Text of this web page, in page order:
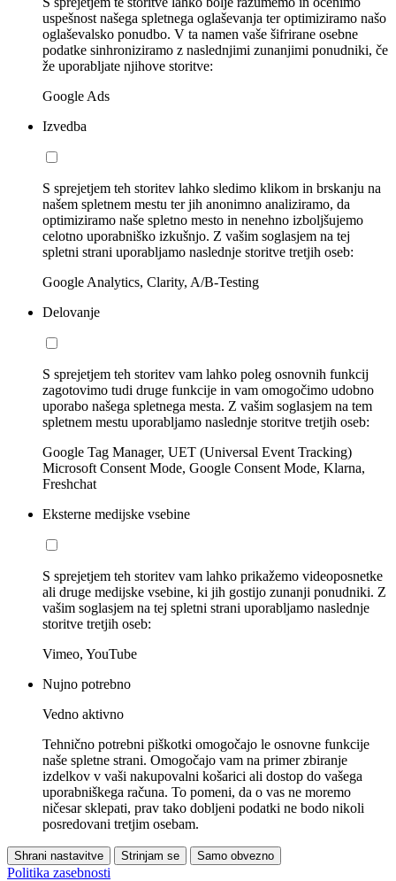
uspešnost našega spletnega oglaševanja ter optimiziramo našo
oglaševalsko ponudbo. V ta namen vaše šifrirane osebne
podatke sinhroniziramo z naslednjimi zunanjimi ponudniki, če
že uporabljate njihove storitve:
Google Ads
Izvedba
S sprejetjem teh storitev lahko sledimo klikom in brskanju na
našem spletnem mestu ter jih anonimno analiziramo, da
optimiziramo naše spletno mesto in nenehno izboljšujemo
celotno uporabniško izkušnjo. Z vašim soglasjem na tej
spletni strani uporabljamo naslednje storitve tretjih oseb:
Google Analytics, Clarity, A/B-Testing
Delovanje
S sprejetjem teh storitev vam lahko poleg osnovnih funkcij
zagotovimo tudi druge funkcije in vam omogočimo udobno
uporabo našega spletnega mesta. Z vašim soglasjem na tem
spletnem mestu uporabljamo naslednje storitve tretjih oseb:
Google Tag Manager, UET (Universal Event Tracking)
Microsoft Consent Mode, Google Consent Mode, Klarna,
Freshchat
Eksterne medijske vsebine
S sprejetjem teh storitev vam lahko prikažemo videoposnetke
ali druge medijske vsebine, ki jih gostijo zunanji ponudniki. Z
vašim soglasjem na tej spletni strani uporabljamo naslednje
storitve tretjih oseb:
Vimeo, YouTube
Nujno potrebno
Vedno aktivno
Tehnično potrebni piškotki omogočajo le osnovne funkcije
naše spletne strani. Omogočajo vam na primer zbiranje
izdelkov v vaši nakupovalni košarici ali dostop do vašega
uporabniškega računa. To pomeni, da o vas ne moremo
ničesar sklepati, prav tako dobljeni podatki ne bodo nikoli
posredovani tretjim osebam.
Shrani nastavitve Strinjam se Samo obvezno
Politika zasebnosti